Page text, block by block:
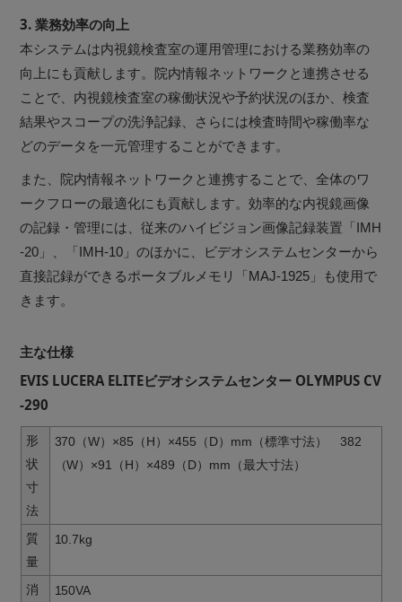
3. 業務効率の向上
本システムは内視鏡検査室の運用管理における業務効率の
向上にも貢献します。院内情報ネットワークと連携させる
ことで、内視鏡検査室の稼働状況や予約状況のほか、検査
結果やスコープの洗浄記録、さらには検査時間や稼働率な
どのデータを一元管理することができます。
また、院内情報ネットワークと連携することで、全体のワ
ークフローの最適化にも貢献します。効率的な内視鏡画像
の記録・管理には、従来のハイビジョン画像記録装置「IMH
-20」、「IMH-10」のほかに、ビデオシステムセンターから
直接記録ができるポータブルメモリ「MAJ-1925」も使用で
きます。
主な仕様
EVIS LUCERA ELITEビデオシステムセンター OLYMPUS CV
-290
形
状
寸
法
370（W）×85（H）×455（D）mm（標準寸法） 382
（W）×91（H）×489（D）mm（最大寸法）
質
量
10.7kg
消
150VA